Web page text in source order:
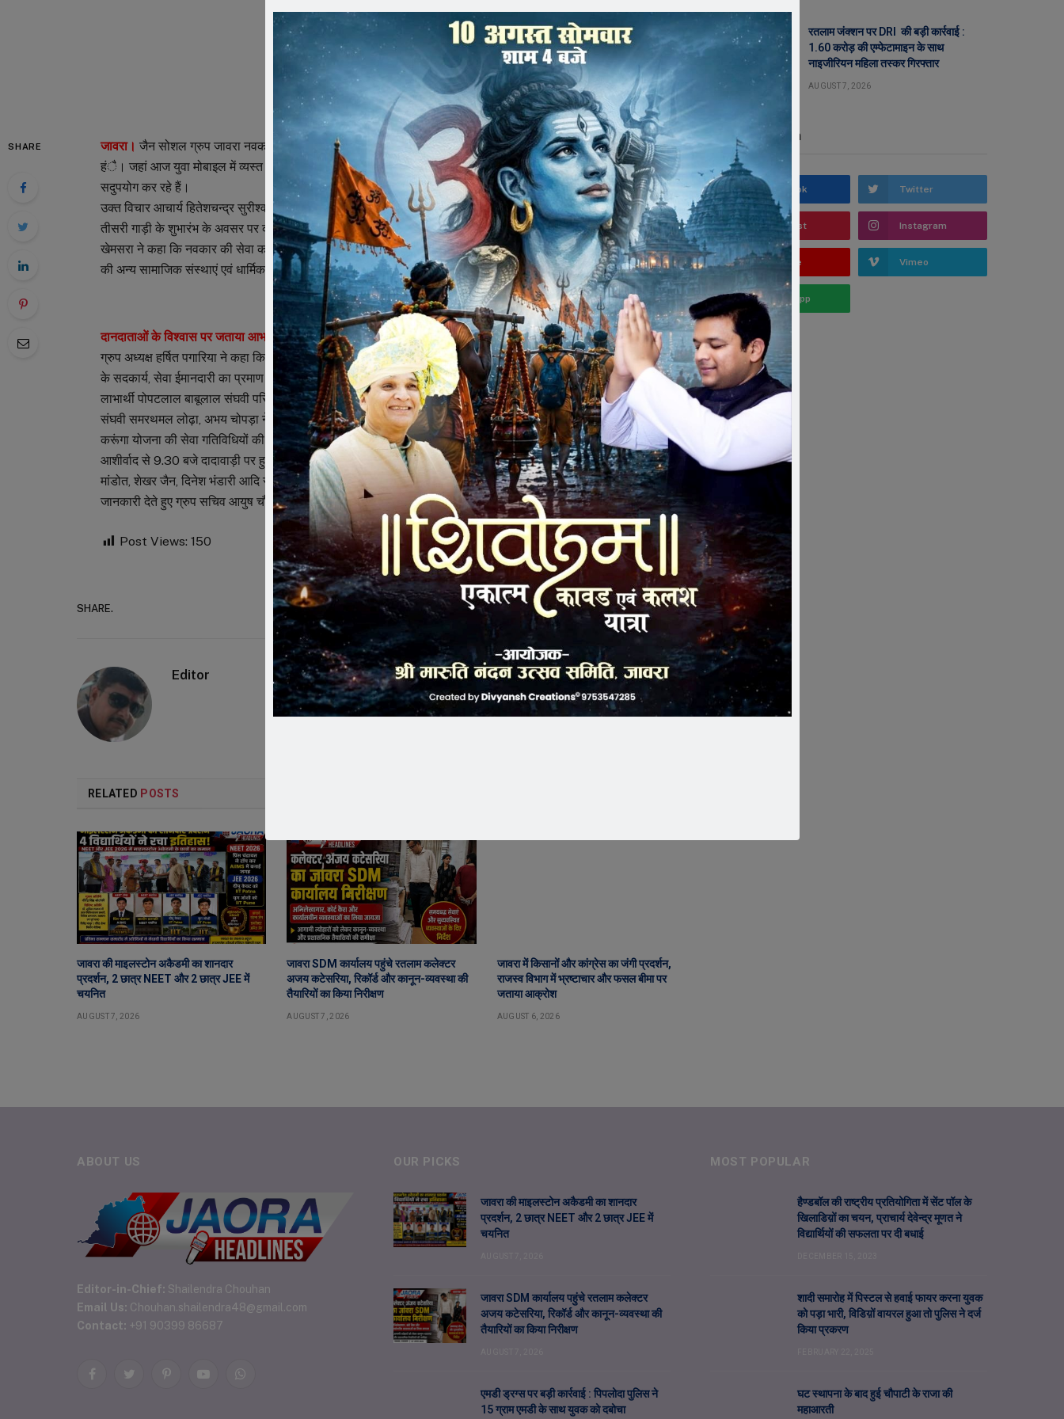
SHARE जावरा। जैन सोशल ग्रुप जावरा नवकार ने समाज सेवा एवं जीवदया के क्षेत्र में जो प्रयास किए हैं। वह अपने आप में अनुकरणीय
हंै। जहां आज युवा मोबाइल में व्यस्त हैं, वहीं नवकार के युवा साथी जीव दया जैसे कार्यों को कर ईश्वर द्वारा प्रदत अपने जीवन का
सदुपयोग कर रहे हैं।
उक्त विचार आचार्य हितेशचन्द्र सुरीश्वरजी मसा ने जैन सोशल ग्रुप जावरा नवकार की करुणा योजना के तहत रोटी संग्रह की
तीसरी गाड़ी के शुभारंभ के अवसर पर कहे। कार्यक्रम के मुख्य अतिथि समाजसेवी एवं मोहनखेड़ा तीर्थ क्षेत्र के ट्रस्टी बाबूलाल
खेमसरा ने कहा कि नवकार की सेवा कार्यों से समाज को एक नई ऊर्जा और नई स्फूर्ति मिली हैं, आज नवकार से प्रेरणा लेकर नगर
की अन्य सामाजिक संस्थाएं एवं धार्मिक संस्थाएं भी जीव दया के पुनीत पावन कार्य को जोर शोर से कर रही है।
दानदाताओं के विश्वास पर जताया आभार –
ग्रुप अध्यक्ष हर्षित पगारिया ने कहा कि नवकार ग्रुप की सेवा गतिविधियों पर दानदाताओ द्वारा जो विश्वास जताया जा रहा है, नवकार
के सदकार्य, सेवा ईमानदारी का प्रमाण हैं, नवकार ग्रुप दानदाताओं की अपेक्षाओं पर सदैव खरा उतरेगा। इस दौरान तीसरी गाड़ी के
लाभार्थी पोपटलाल बाबूलाल संघवी परिवार मुंबई का आभार व्यक्त किया गया। प्रकाश बोहरा (इंदौर), समाजसेवी विनोद बरमेचा,
संघवी समरथमल लोढ़ा, अभय चोपड़ा ने भी सम्बोधित किया। ग्रुप के संस्थापक अध्यक्ष संजय आंचलिया द्वारा नगर में चल रही
करूंगा योजना की सेवा गतिविधियों की जानकारी प्रदान की गईं। तीसरी गाड़ी का शुभारंभ आचार्य श्री के पावन सानिध्य और
आशीर्वाद से 9.30 बजे दादावाड़ी पर हुआ। इस दौरान वीरेन्द्र खेमसरा, मनोज मेहता, प्रियंक धारीवाल, मोहित धम्मानी, राहुल
मांडोत, शेखर जैन, दिनेश भंडारी आदि सदस्य मौजूद रहे। संचालन पूर्व अध्यक्ष मनोज मेहता ने किया। योजना के बारे में संक्षिप्त
जानकारी देते हुए ग्रुप सचिव आयुष चौरडिय़ा ने आभार माना।
Post Views: 150
SHARE.
Facebook Twitter Pinterest LinkedIn Tumblr Telegram
Editor
RELATED POSTS
जावरा की माइलस्टोन अकैडमी का शानदार
प्रदर्शन, 2 छात्र NEET और 2 छात्र JEE में
चयनित
AUGUST 7, 2026
जावरा SDM कार्यालय पहुंचे रतलाम कलेक्टर
अजय कटेसरिया, रिकॉर्ड और कानून-व्यवस्था की
तैयारियों का किया निरीक्षण
AUGUST 7, 2026
जावरा में किसानों और कांग्रेस का जंगी प्रदर्शन,
राजस्व विभाग में भ्रष्टाचार और फसल बीमा पर
जताया आक्रोश
AUGUST 6, 2026
रतलाम जंक्शन पर DRI की बड़ी कार्रवाई :
1.60 करोड़ की एम्फेटामाइन के साथ
नाइजीरियन महिला तस्कर गिरफ्तार
AUGUST 7, 2026
Stay In Touch
Facebook Twitter
Pinterest Instagram
YouTube Vimeo
WhatsApp
ABOUT US
Editor-in-Chief: Shailendra Chouhan
Email Us: Chouhan.shailendra48@gmail.com
Contact: +91 90399 86687
FacebookTwitterPinterestYouTubeWhatsApp
OUR PICKS
जावरा की माइलस्टोन अकैडमी का शानदार
प्रदर्शन, 2 छात्र NEET और 2 छात्र JEE में
चयनित
जावरा SDM कार्यालय पहुंचे रतलाम कलेक्टर
अजय कटेसरिया, रिकॉर्ड और कानून-व्यवस्था की
तैयारियों का किया निरीक्षण
एमडी ड्रग्स पर बड़ी कार्रवाई : पिपलोदा पुलिस ने
15 ग्राम एमडी के साथ युवक को दबोचा
MOST POPULAR
हैण्डबॉल की राष्ट्रीय प्रतियोगिता में सेंट पॉल के
खिलाडिय़ों का चयन, प्राचार्य देवेन्द्र मूणत ने
विद्यार्थियों की सफलता पर दी बधाई
शादी समारोह में पिस्टल से हवाई फायर करना युवक
को पड़ा भारी, विडिय़ों वायरल हुआ तो पुलिस ने दर्ज
किया प्रकरण
घट स्थापना के बाद हुई चौपाटी के राजा की
महाआरती